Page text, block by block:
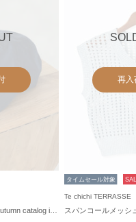
再入
タイムセール対象
Te chichi TERRASSE
スパンコールメッシ